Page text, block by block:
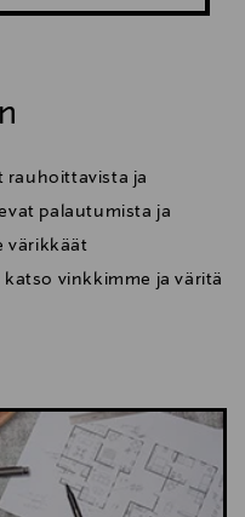
rauhoittavista ja
palautumista ja
värikkäät
vinkkimme ja väritä